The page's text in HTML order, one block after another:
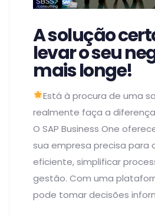
A solução
levar o seu
mais longe!
Está à procura de uma
realmente faça a
O SAP Business One
sua empresa precisa para
eficiente, simplificar
gestão. Com uma
pode tomar decisões